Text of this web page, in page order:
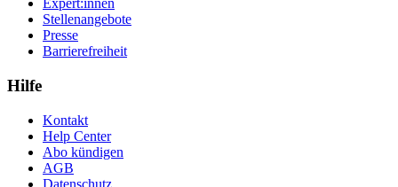
Expert:innen
Stellenangebote
Presse
Barrierefreiheit
Hilfe
Kontakt
Help Center
Abo kündigen
AGB
Datenschutz